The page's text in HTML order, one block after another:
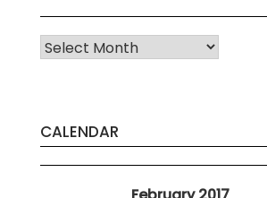
Arhiva
CALENDAR